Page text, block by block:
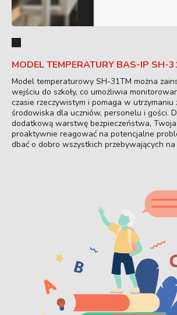
MODEL TEMPERATURY BAS-IP SH-
Model temperaturowy SH-31TM można
wejściu do szkoły, co umożliwia
czasie rzeczywistym i pomaga w utrzymaniu
środowiska dla uczniów, personelu i gości.
dodatkową warstwę bezpieczeństwa, Twoja
proaktywnie reagować na potencjalne
dbać o dobro wszystkich przebywających